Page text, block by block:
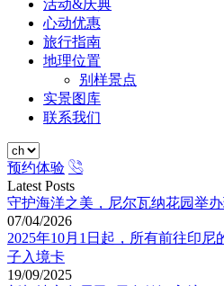
活动&庆典
心动优惠
旅行指南
地理位置
别样景点
实景图库
联系我们
预约体验
Latest Posts
守护海洋之美，尼尔瓦纳花园举
07/04/2026
2025年10月1日起，所有前往印
子入境卡
19/09/2025